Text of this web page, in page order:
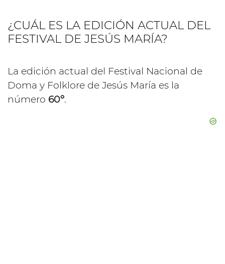
¿CUÁL ES LA EDICIÓN ACTUAL DEL
FESTIVAL DE JESÚS MARÍA?
La edición actual del Festival Nacional de
Doma y Folklore de Jesús María es la
número 60º.